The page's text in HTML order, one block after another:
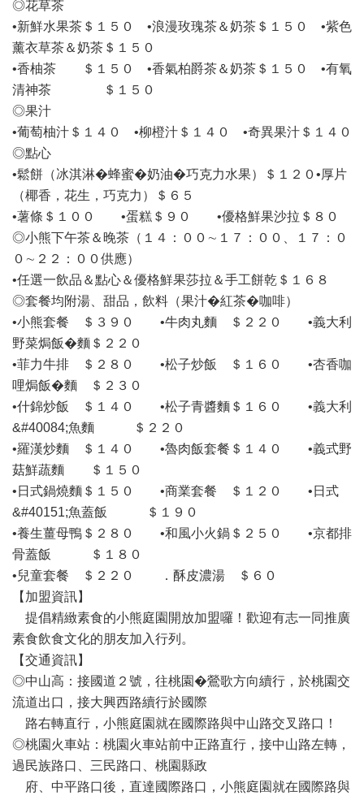
◎花草茶
•新鮮水果茶＄１５０ •浪漫玫瑰茶＆奶茶＄１５０ •紫色
薰衣草茶＆奶茶＄１５０
•香柚茶 ＄１５０ •香氣柏爵茶＆奶茶＄１５０ •有氧
清神茶 ＄１５０
◎果汁
•葡萄柚汁＄１４０ •柳橙汁＄１４０ •奇異果汁＄１４０
◎點心
•鬆餅（冰淇淋�蜂蜜�奶油�巧克力水果）＄１２０•厚片
（椰香，花生，巧克力）＄６５
•薯條＄１００ •蛋糕＄９０ •優格鮮果沙拉＄８０
◎小熊下午茶＆晚茶（１４：００∼１７：００、１７：０
０∼２２：００供應）
•任選一飲品＆點心＆優格鮮果莎拉＆手工餅乾＄１６８
◎套餐均附湯、甜品，飲料（果汁�紅茶�咖啡）
•小熊套餐 ＄３９０ •牛肉丸麵 ＄２２０ •義大利
野菜焗飯�麵＄２２０
•菲力牛排 ＄２８０ •松子炒飯 ＄１６０ •杏香咖
哩焗飯�麵 ＄２３０
•什錦炒飯 ＄１４０ •松子青醬麵＄１６０ •義大利
&#40084;魚麵 ＄２２０
•羅漢炒麵 ＄１４０ •魯肉飯套餐＄１４０ •義式野
菇鮮蔬麵 ＄１５０
•日式鍋燒麵＄１５０ •商業套餐 ＄１２０ •日式
&#40151;魚蓋飯 ＄１９０
•養生薑母鴨＄２８０ •和風小火鍋＄２５０ •京都排
骨蓋飯 ＄１８０
•兒童套餐 ＄２２０ ．酥皮濃湯 ＄６０
【加盟資訊】
提倡精緻素食的小熊庭園開放加盟囉！歡迎有志一同推廣
素食飲食文化的朋友加入行列。
【交通資訊】
◎中山高：接國道２號，往桃園�鶯歌方向續行，於桃園交
流道出口，接大興西路續行於國際
路右轉直行，小熊庭園就在國際路與中山路交叉路口！
◎桃園火車站：桃園火車站前中正路直行，接中山路左轉，
過民族路口、三民路口、桃園縣政
府、中平路口後，直達國際路口，小熊庭園就在國際路與